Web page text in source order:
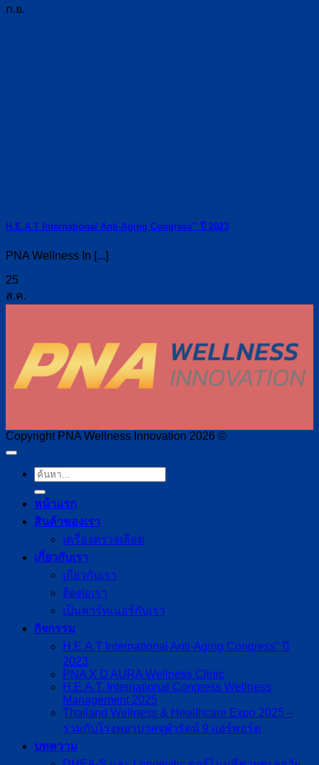
ก.ย.
H.E.A.T International Anti-Aging Congress” ปี 2023
PNA Wellness In [...]
25
ส.ค.
Copyright PNA Wellness Innovation 2026 ©
หน้าแรก
สินค้าของเรา
เครื่องตรวจเลือด
เกี่ยวกับเรา
เกี่ยวกับเรา
ติดต่อเรา
เป็นพาร์ทเนอร์กับเรา
กิจกรรม
H.E.A.T International Anti-Aging Congress” ปี
2023
PNA X D AURA Wellness Clinic
H.E.A.T. International Congress Wellness
Management 2025
Thailand Wellness & Healthcare Expo 2025 –
ร่วมกับโรงพยาบาลจุฬารัตน์ 9 แอร์พอร์ต
บทความ